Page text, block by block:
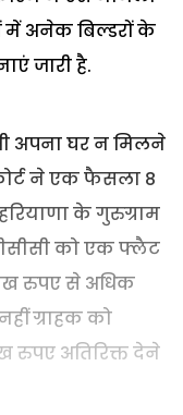
में अनेक बिल्डरों के
जारी है.
अपना घर न मिलने
ने एक फैसला 8
के गुरुग्राम
को एक फ्लैट
रुपए से अधिक
ग्राहक को
रुपए अतिरिक्त देने